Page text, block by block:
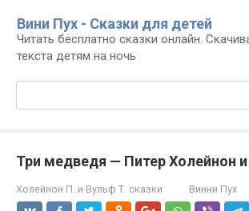
контенту
Вини Пух - Сказки для детей
Читать бесплатно сказки онлайн.
текста детям на ночь
Три медведя — Питер Холейнон
Холейнон П. и Вульф Т. сказки Винни Пух